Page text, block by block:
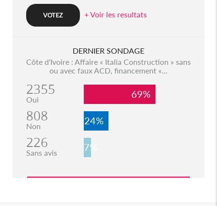
+ Voir les resultats
DERNIER SONDAGE
Côte d'Ivoire : Affaire « Italia Construction » sans
ou avec faux ACD, financement «...
2355
Oui 69%
808
Non 24%
226
Sans avis 7%